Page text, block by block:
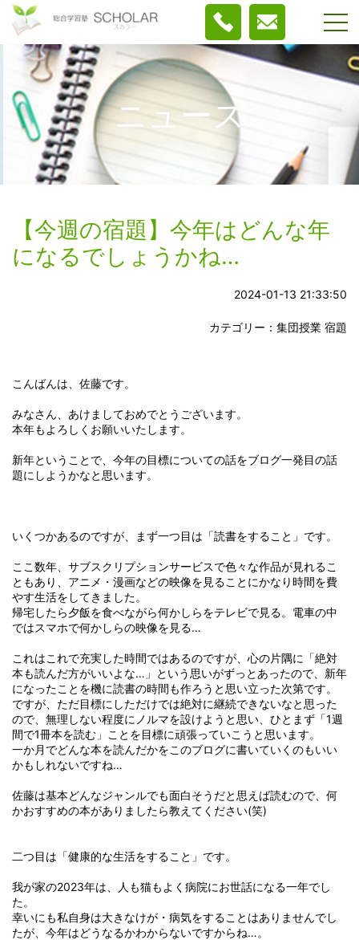
ニュース
【今週の宿題】今年はどんな年
になるでしょうかね…
2024-01-13 21:33:50
カテゴリー： 集団授業 宿題
こんばんは、佐藤です。
みなさん、あけましておめでとうございます。
本年もよろしくお願いいたします。
新年ということで、今年の目標についての話をブログ一発目の話
題にしようかなと思います。
いくつかあるのですが、まず一つ目は「読書をすること」です。
ここ数年、サブスクリプションサービスで色々な作品が見れるこ
ともあり、アニメ・漫画などの映像を見ることにかなり時間を費
やす生活をしてきました。
帰宅したら夕飯を食べながら何かしらをテレビで見る。電車の中
ではスマホで何かしらの映像を見る…
これはこれで充実した時間ではあるのですが、心の片隅に「絶対
本も読んだ方がいいよな…」という思いがずっとあったので、新年
になったことを機に読書の時間も作ろうと思い立った次第です。
ですが、ただ目標にしただけでは絶対に継続できないなと思った
ので、無理しない程度にノルマを設けようと思い、ひとまず「1週
間で1冊本を読む」ことを目標に頑張っていこうと思います。
一か月でどんな本を読んだかをこのブログに書いていくのもいい
かもしれないですね…
佐藤は基本どんなジャンルでも面白そうだと思えば読むので、何
かおすすめの本がありましたら教えてください(笑)
二つ目は「健康的な生活をすること」です。
我が家の2023年は、人も猫もよく病院にお世話になる一年でし
た。
幸いにも私自身は大きなけが・病気をすることはありませんでし
たが、今年はどうなるかわからないですからね…。